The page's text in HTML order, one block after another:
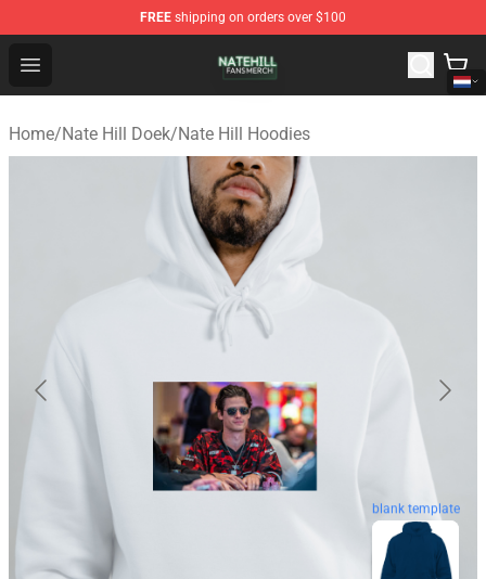
FREE shipping on orders over $100
Open menu
Nate Hill Shop - Official Nate Hill Merchandise Store
Home/Nate Hill Doek/Nate Hill Hoodies
blank template